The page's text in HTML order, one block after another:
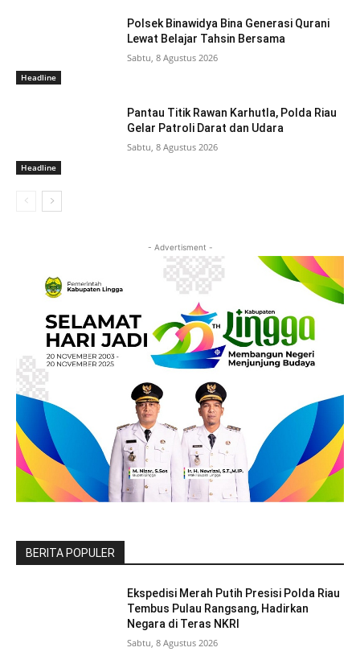
Headline
Polsek Binawidya Bina Generasi Qurani
Lewat Belajar Tahsin Bersama
Sabtu, 8 Agustus 2026
Headline
Pantau Titik Rawan Karhutla, Polda Riau
Gelar Patroli Darat dan Udara
Sabtu, 8 Agustus 2026
- Advertisment -
BERITA POPULER
Ekspedisi Merah Putih Presisi Polda Riau
Tembus Pulau Rangsang, Hadirkan
Negara di Teras NKRI
Sabtu, 8 Agustus 2026